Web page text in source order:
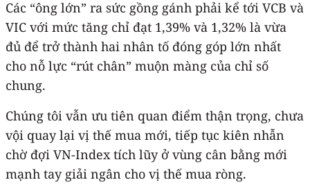
Các “ông lớn” ra sức gồng gánh phải kể tới VCB và
VIC với mức tăng chỉ đạt 1,39% và 1,32% là vừa
đủ để trở thành hai nhân tố đóng góp lớn nhất
cho nỗ lực “rút chân” muộn màng của chỉ số
chung.
Chúng tôi vẫn ưu tiên quan điểm thận trọng, chưa
vội quay lại vị thế mua mới, tiếp tục kiên nhẫn
chờ đợi VN-Index tích lũy ở vùng cân bằng mới
mạnh tay giải ngân cho vị thế mua ròng.